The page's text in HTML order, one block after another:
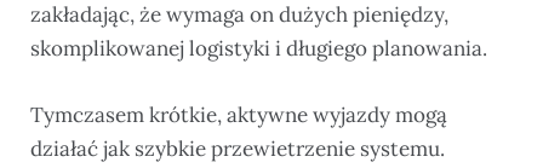
zakładając, że wymaga on dużych pieniędzy,
skomplikowanej logistyki i długiego planowania.
Tymczasem krótkie, aktywne wyjazdy mogą
działać jak szybkie przewietrzenie systemu.